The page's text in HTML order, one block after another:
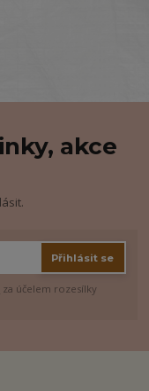
akce
Přihlásit se
za účelem rozesílky